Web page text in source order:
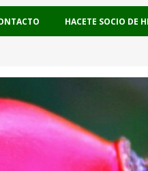
HACETE SOCIO DE